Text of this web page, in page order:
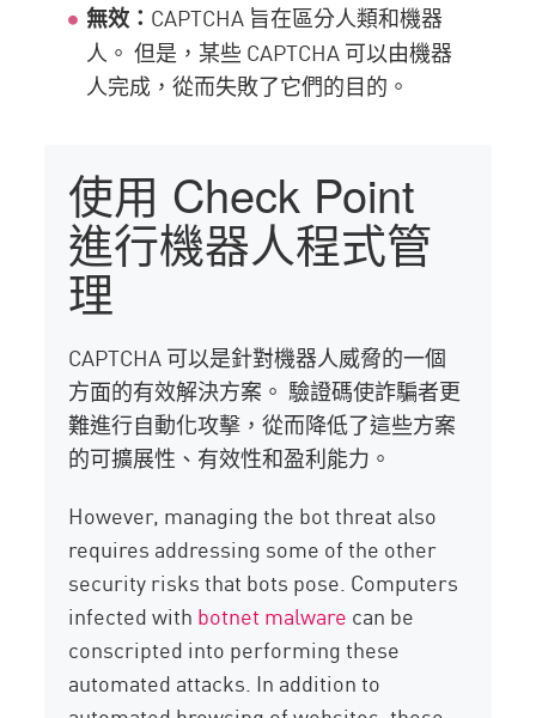
無效： CAPTCHA 旨在區分人類和機器
人。 但是，某些 CAPTCHA 可以由機器
人完成，從而失敗了它們的目的。
使用 Check Point
進行機器人程式管
理
CAPTCHA 可以是針對機器人威脅的一個
方面的有效解決方案。 驗證碼使詐騙者更
難進行自動化攻擊，從而降低了這些方案
的可擴展性、有效性和盈利能力。
However, managing the bot threat also
requires addressing some of the other
security risks that bots pose. Computers
infected with botnet malware can be
conscripted into performing these
automated attacks. In addition to